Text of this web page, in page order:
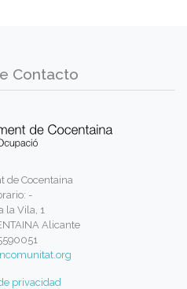
Contacto
de Cocentaina
-
la Vila, 1
Alicante
privacidad